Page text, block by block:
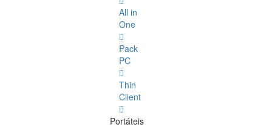
All in
One
Pack
PC
Thin
Client
Portáteis